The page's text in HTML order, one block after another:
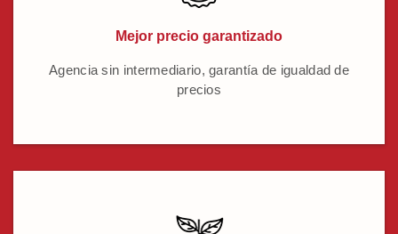
Mejor precio garantizado
Agencia sin intermediario, garantía de igualdad de
precios